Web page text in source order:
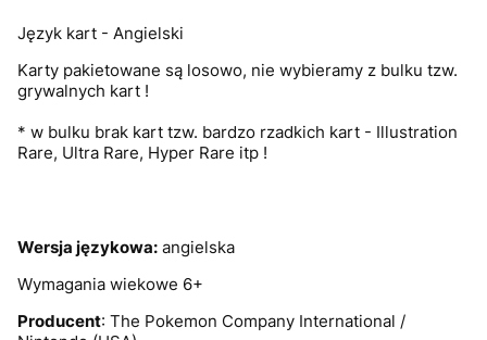
Język kart - Angielski
Karty pakietowane są losowo, nie wybieramy z bulku tzw.
grywalnych kart !
* w bulku brak kart tzw. bardzo rzadkich kart - Illustration
Rare, Ultra Rare, Hyper Rare itp !
Wersja językowa: angielska
Wymagania wiekowe 6+
Producent: The Pokemon Company International /